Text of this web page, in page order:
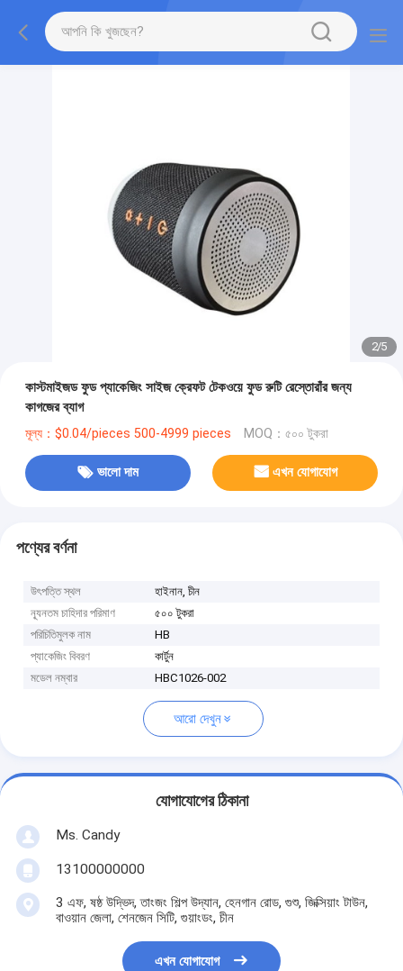
2/5
কাস্টমাইজড ফুড প্যাকেজিং সাইজ ক্রেফট টেকওয়ে ফুড রুটি রেস্তোরাঁর জন্য
কাগজের ব্যাগ
মূল্য：$0.04/pieces 500-4999 pieces MOQ：৫০০ টুকরা
ভালো দাম এখন যোগাযোগ
পণ্যের বর্ণনা
উৎপত্তি স্থল
হাইনান, চীন
ন্যূনতম চাহিদার পরিমাণ
৫০০ টুকরা
পরিচিতিমুলক নাম
HB
প্যাকেজিং বিবরণ
কার্টুন
মডেল নম্বার
HBC1026-002
আরো দেখুন
যোগাযোগের ঠিকানা
Ms. Candy
13100000000
3 এফ, ষষ্ঠ উদ্ভিদ, তাংজং শিল্প উদ্যান, হেনগান রোড, গুশু, জিক্সিয়াং টাউন,
বাওয়ান জেলা, শেনজেন সিটি, গুয়াংডং, চীন
এখন যোগাযোগ